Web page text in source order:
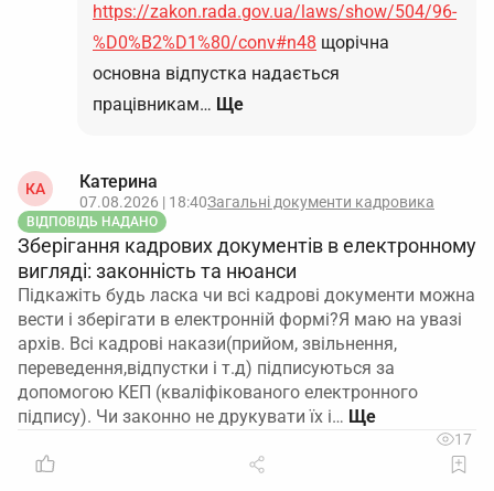
https://zakon.rada.gov.ua/laws/show/504/96-
%D0%B2%D1%80/conv#n48 щорічна
основна відпустка надається
працівникам… Ще
КА Катерина
07.08.2026 | 18:40Загальні документи кадровика
ВІДПОВІДЬ НАДАНО
Зберігання кадрових документів в електронному
вигляді: законність та нюанси
Підкажіть будь ласка чи всі кадрові документи можна
вести і зберігати в електронній формі?Я маю на увазі
архів. Всі кадрові накази(прийом, звільнення,
переведення,відпустки і т.д) підписуються за
допомогою КЕП (кваліфікованого електронного
підпису). Чи законно не друкувати їх і…
17